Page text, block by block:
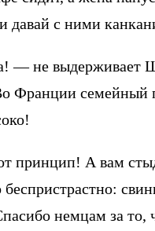
давай с ними
— не выдерживает
Франции семейный
принцип! А вам
немцам за то,